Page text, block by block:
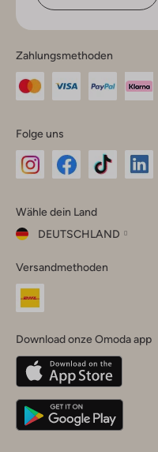
Zahlungsmethoden
Folge uns
Instagram
Facebook
TikTok
Wähle dein Land
DEUTSCHLAND
dein
Land
Belgique(Français)
Deutschland
Versandmethoden
Download onze Omoda app